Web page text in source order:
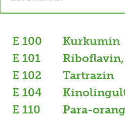
E 100 Kurkumin
E 101
E 102 Tartrazin
E 104
E 110 Para-